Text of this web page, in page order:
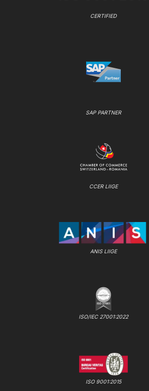
CERTIFIED
SAP PARTNER
CCER LIIGE
ANIS LIIGE
ISO/IEC 27001:2022
ISO 9001:2015